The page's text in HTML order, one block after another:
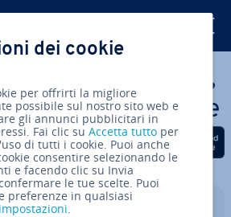
to Die: hosting,
e con­fi­gu­ra­zio­ne
Condividi via Facebook
Condividi via Twitter
Condividi via
dei cookie
per offrirti la migliore
possibile sul nostro sito web e
gli annunci pubblicitari in
Fai clic suAccetta tutto per
di tutti i cookie. Puoi anche
consentire selezionando le
e facendo clic su Invia
le tue scelte. Puoi
preferenze in qualsiasi
impostazioni.